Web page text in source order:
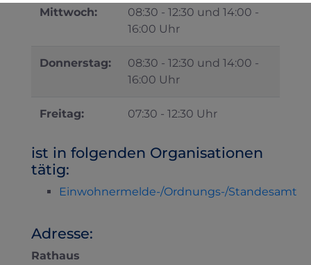
Mittwoch:
08:30 - 12:30 und 14:00 -
16:00 Uhr
Donnerstag:
08:30 - 12:30 und 14:00 -
16:00 Uhr
Freitag: 07:30 - 12:30 Uhr
ist in folgenden Organisationen
tätig:
Einwohnermelde-/Ordnungs-/Standesamt
Adresse:
Rathaus